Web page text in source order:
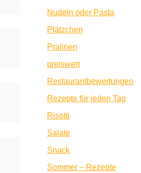
Nudeln oder Pasta
Plätzchen
Pralinen
preiswert
Restaurantbewertungen
Rezepte für jeden Tag
Risotti
Salate
Snack
Sommer – Rezepte